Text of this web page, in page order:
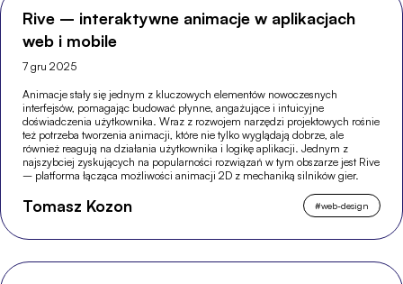
Rive – interaktywne animacje w aplikacjach
web i mobile
7 gru 2025
Animacje stały się jednym z kluczowych elementów nowoczesnych
interfejsów, pomagając budować płynne, angażujące i intuicyjne
doświadczenia użytkownika. Wraz z rozwojem narzędzi projektowych rośnie
też potrzeba tworzenia animacji, które nie tylko wyglądają dobrze, ale
również reagują na działania użytkownika i logikę aplikacji. Jednym z
najszybciej zyskujących na popularności rozwiązań w tym obszarze jest Rive
– platforma łącząca możliwości animacji 2D z mechaniką silników gier.
Tomasz Kozon #web-design